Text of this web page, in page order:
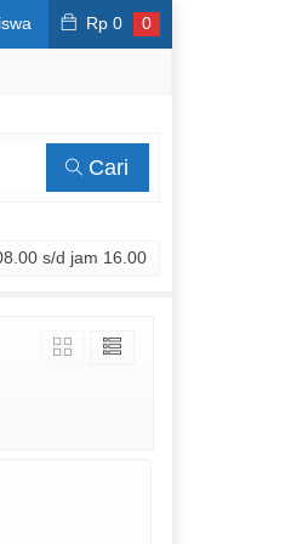
Rp 0 0
Cari
s/d jam 16.00